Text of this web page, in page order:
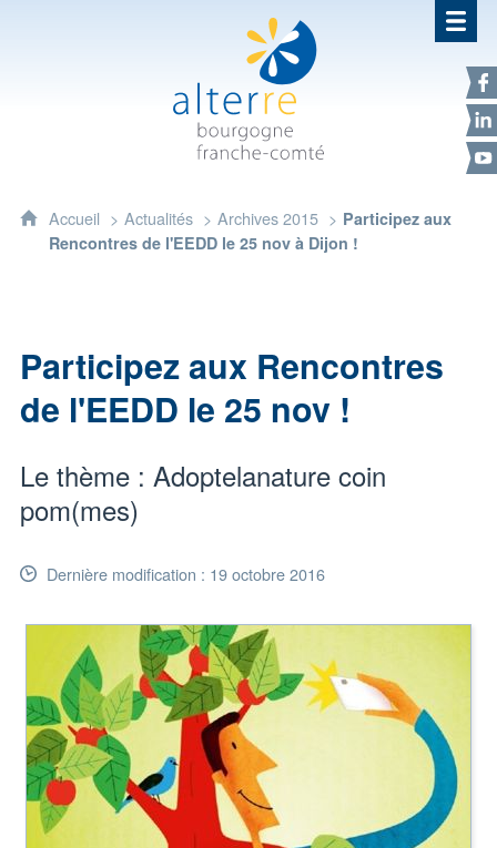
Alterre Bourgogne Franche-
Accueil Actualités Archives 2015
Participez aux
Rencontres de l'EEDD le 25 nov à Dijon !
Participez aux Rencontres
de l'EEDD le 25 nov !
Le thème : Adoptelanature coin
pom(mes)
Dernière modification : 19 octobre 2016